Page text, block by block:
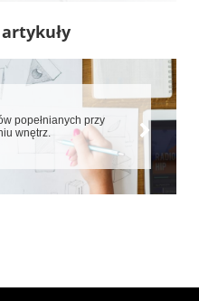
popełnianych przy
wnętrz.